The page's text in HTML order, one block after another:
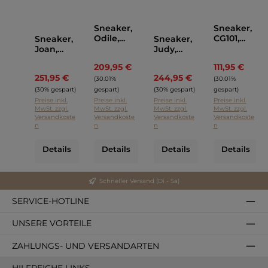
Sneaker,
Joan,
251,95 €
Regulärer Preis:
(30% gespart)
Preise inkl.
MwSt. zzgl.
Versandkoste
n
Details
Sneaker,
Odile,
209,95 €
(30.01%
gespart)
Preise inkl.
MwSt. zzgl.
Versandkoste
n
Details
Sneaker,
Judy,
244,95 €
Regulärer Preis:
(30% gespart)
Preise inkl.
MwSt. zzgl.
Versandkoste
n
Details
Sneaker,
CG101,
111,95 €
(30.01%
gespart)
Preise inkl.
MwSt. zzgl.
Versandkoste
n
Details
Schneller Versand (Di - Sa)
SERVICE-HOTLINE
UNSERE VORTEILE
ZAHLUNGS- UND VERSANDARTEN